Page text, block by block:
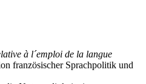
à l´emploi de la langue
französischer Sprachpolitik und